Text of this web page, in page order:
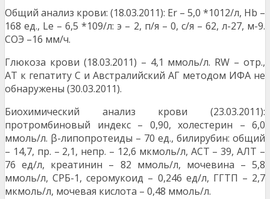
Общий анализ крови: (18.03.2011): Er – 5,0 *1012/л, Hb –
168 ед., Le – 6,5 *109/л: э – 2, п/я – 0, с/я – 62, л-27, м-9.
СОЭ –16 мм/ч.
Глюкоза крови (18.03.2011) – 4,1 ммоль/л. RW – отр.,
АТ к гепатиту С и Австралийский АГ методом ИФА не
обнаружены (30.03.2011).
Биохимический анализ крови (23.03.2011):
протромбиновый индекс – 0,90, холестерин – 6,0
ммоль/л. β-липопротеиды – 70 ед., билирубин: общий
– 14,7, пр. – 2,1, непр. – 12,6 мкмоль/л, АСТ – 39, АЛТ –
76 ед/л, креатинин – 82 ммоль/л, мочевина – 5,8
ммоль/л, СРБ-1, серомукоид – 0,246 ед/л, ГГТП – 2,7
мкмоль/л, мочевая кислота – 0,48 ммоль/л.